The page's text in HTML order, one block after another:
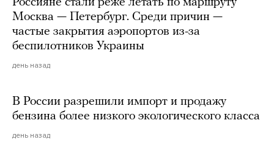
Москва — Петербург. Среди причин —
частые закрытия аэропортов из-за
беспилотников Украины
день назад
В России разрешили импорт и продажу
бензина более низкого экологического класса
день назад